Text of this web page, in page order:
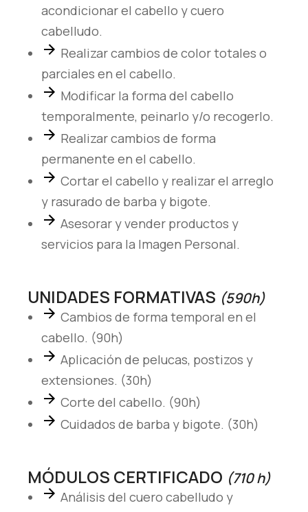
acondicionar el cabello y cuero
cabelludo.
Realizar cambios de color totales o
parciales en el cabello.
Modificar la forma del cabello
temporalmente, peinarlo y/o recogerlo.
Realizar cambios de forma
permanente en el cabello.
Cortar el cabello y realizar el arreglo
y rasurado de barba y bigote.
Asesorar y vender productos y
servicios para la Imagen Personal.
MÓDULOS CERTIFICADO (710 h)
Análisis del cuero cabelludo y
UNIDADES FORMATIVAS (590h)
Cambios de forma temporal en el
cabello. (90h)
Aplicación de pelucas, postizos y
extensiones. (30h)
Corte del cabello. (90h)
Cuidados de barba y bigote. (30h)
Para que
podamos
mejorar la
funcionalidad
y estructura
de la web, en
se usa la web.
Experiencia
Para que
nuestra web
funcione lo
mejor posible
rechaza estas
cookies,
algunas
funcionalidades
desaparecerán
de la web.
Marketing
comportamiento
mientras visitas
nuestro sitio,